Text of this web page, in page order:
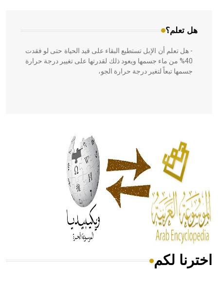
هل تعلم؟
- هل تعلم أن الإبل تستطيع البقاء على قيد الحياة حتى لو فقدت
40% من ماء جسمها ويعود ذلك لقدرتها على تغيير درجة حرارة
جسمها تبعاً لتغير درجة حرارة الجو،
الحكم، الأدلة، تنظيم التغذية، ورسالته في جروح الرأس. ويعود
له الفضل بأنه حرر الطب من الدين والفلسفة.
- هل تعلم أن المرجان إفراز حيواني يتكون في البحر ويتركب
من مادة كربونات الكلسيوم، وهو أحمر أو شديد الحمرة وهو
أجود أنواعه، ويمتاز بكبر الحجم ويسمى الش
هل تعلم أن الأبسيد كلمة فرنسية اللفظ تم اعتمادها مصطلحاً
اخترنا لكم